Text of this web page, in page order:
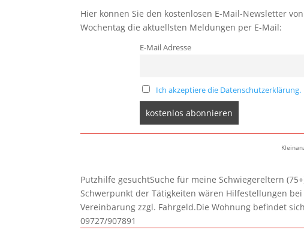
Hier können Sie den kostenlosen E-Mail-Newsletter
Wochentag die aktuellsten Meldungen per E-Mail:
E-Mail Adresse
Ich akzeptiere die Datenschutzerklärung.
Putzhilfe gesuchtSuche für meine Schwiegereltern
Schwerpunkt der Tätigkeiten wären Hilfestellungen
Vereinbarung zzgl. Fahrgeld.Die Wohnung befindet
09727/907891